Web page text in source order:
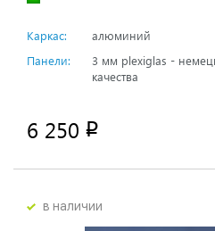
Каркас:
алюминий
Панели:
3 мм plexiglas -
качества
6 250 p
в наличии